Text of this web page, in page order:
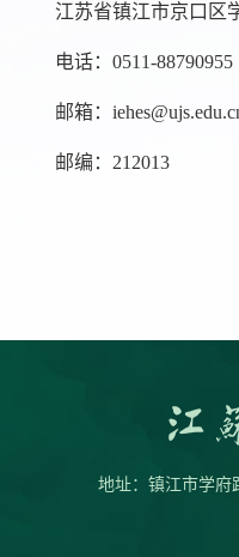
江苏省镇江市京口区
电话： 0511-88790955
邮箱：
邮编： 212013
地址：镇江市学